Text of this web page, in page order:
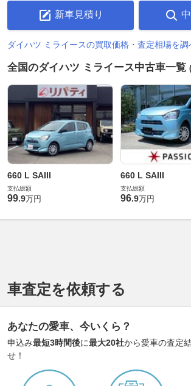
新車見積り
ダイハツ ミライースの買取価格・査定相場を調
全国のダイハツ ミライース中古車一覧
660 L SAIII
支払総額
99.9万円
660 L SAIII
支払総額
96.9万円
車査定を依頼する
あなたの愛車、今いくら？
申込み最短3時間後に最大20社から愛車の査定
せ！